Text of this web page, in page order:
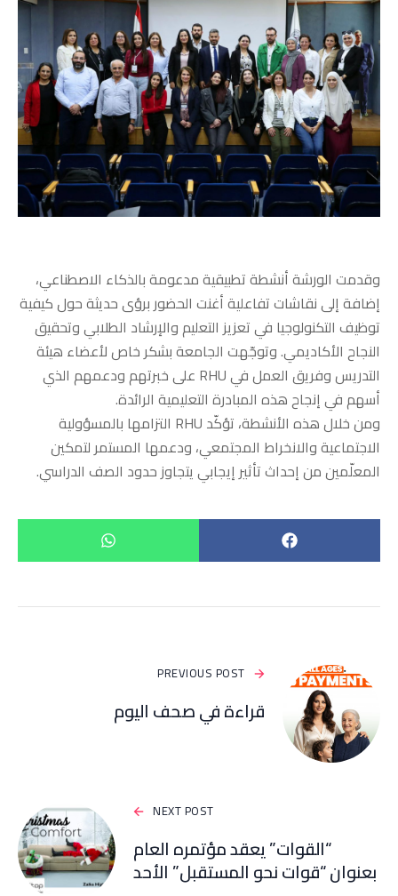
وقدمت الورشة أنشطة تطبيقية مدعومة بالذكاء الاصطناعي،
إضافة إلى نقاشات تفاعلية أغنت الحضور برؤى حديثة حول كيفية
توظيف التكنولوجيا في تعزيز التعليم والإرشاد الطلابي وتحقيق
النجاح الأكاديمي. وتوجّهت الجامعة بشكر خاص لأعضاء هيئة
التدريس وفريق العمل في RHU على خبرتهم ودعمهم الذي
أسهم في إنجاح هذه المبادرة التعليمية الرائدة.
ومن خلال هذه الأنشطة، تؤكّد RHU التزامها بالمسؤولية
الاجتماعية والانخراط المجتمعي، ودعمها المستمر لتمكين
المعلّمين من إحداث تأثير إيجابي يتجاوز حدود الصف الدراسي.
PREVIOUS POST
قراءة في صحف اليوم
NEXT POST
“القوات” يعقد مؤتمره العام
بعنوان “قوات نحو المستقبل” الأحد